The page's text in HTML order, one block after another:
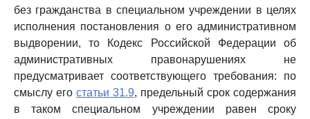
без гражданства в специальном учреждении в целях
исполнения постановления о его административном
выдворении, то Кодекс Российской Федерации об
административных правонарушениях не
предусматривает соответствующего требования: по
смыслу его статьи 31.9, предельный срок содержания
в таком специальном учреждении равен сроку